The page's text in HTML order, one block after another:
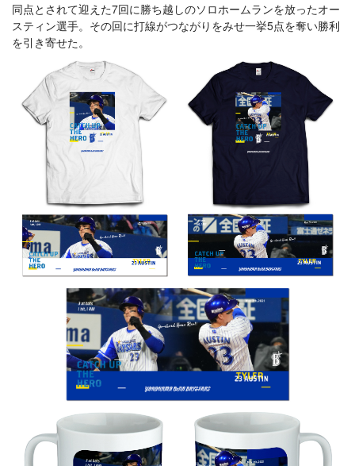
同点とされて迎えた7回に勝ち越しのソロホームランを放ったオー
スティン選手。その回に打線がつながりをみせ一挙5点を奪い勝利
を引き寄せた。